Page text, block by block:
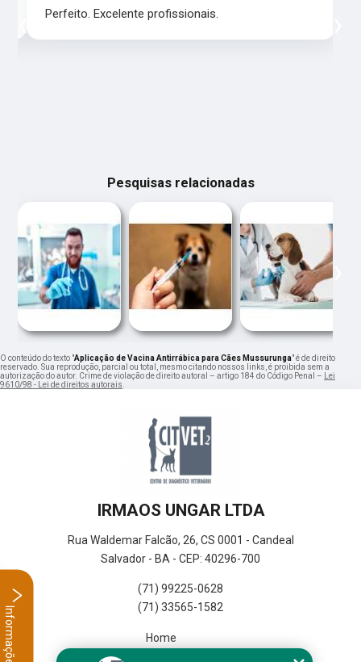
Perfeito. Excelente profissionais.
‹
Pesquisas relacionadas
‹ ›
O conteúdo do texto "Aplicação de Vacina Antirrábica para Cães Mussurunga" é de direito
reservado. Sua reprodução, parcial ou total, mesmo citando nossos links, é proibida sem a
autorização do autor. Crime de violação de direito autoral – artigo 184 do Código Penal – Lei
9610/98 - Lei de direitos autorais.
IRMAOS UNGAR LTDA
Rua Waldemar Falcão, 26, CS 0001 - Candeal
Salvador - BA - CEP: 40296-700
(71) 99225-0628
(71) 33565-1582
Home
Informações